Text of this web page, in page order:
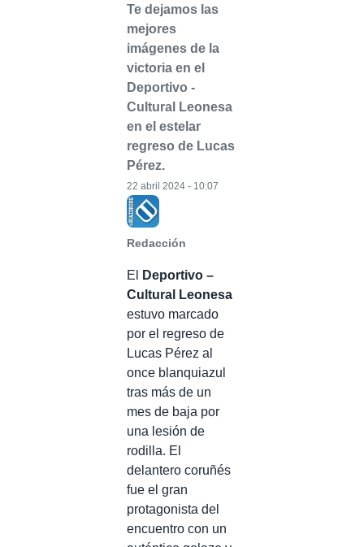
Te dejamos las
mejores
imágenes de la
victoria en el
Deportivo -
Cultural Leonesa
en el estelar
regreso de Lucas
Pérez.
Redacción
22 abril 2024 - 10:07
El
Deportivo –
Cultural Leonesa
estuvo marcado
por el regreso de
Lucas Pérez al
once blanquiazul
tras más de un
mes de baja por
una lesión de
rodilla. El
delantero coruñés
fue el gran
protagonista del
encuentro con un